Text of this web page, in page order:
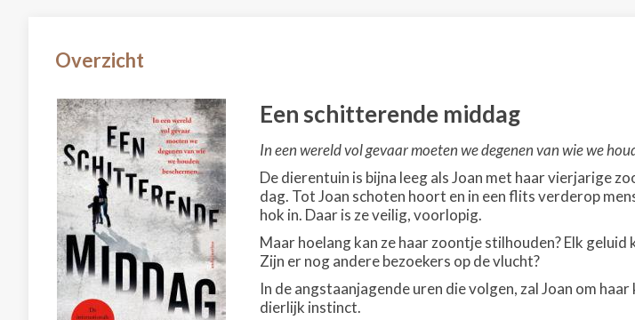
Overzicht
Een schitterende middag
In een wereld vol gevaar moeten we degenen van wie we
De dierentuin is bijna leeg als Joan met haar vierjarige
dag. Tot Joan schoten hoort en in een flits verderop
hok in. Daar is ze veilig, voorlopig.
Maar hoelang kan ze haar zoontje stilhouden? Elk
Zijn er nog andere bezoekers op de vlucht?
In de angstaanjagende uren die volgen, zal Joan om
dierlijk instinct.